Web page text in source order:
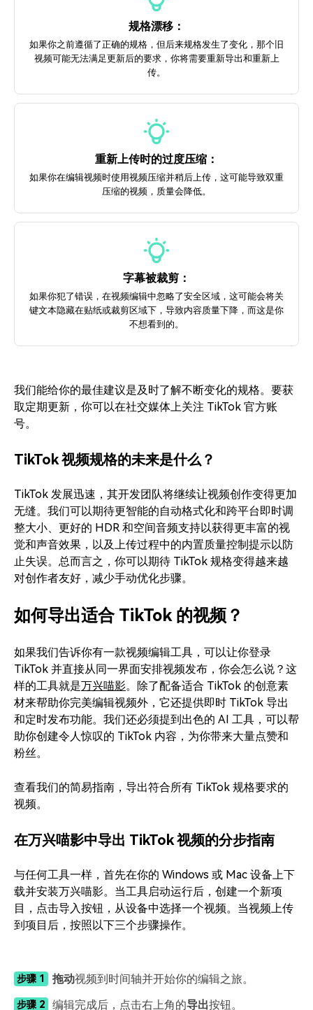
规格漂移：
如果你之前遵循了正确的规格，但后来规格发生了变化，那个旧
视频可能无法满足更新后的要求，你将需要重新导出和重新上
传。
重新上传时的过度压缩：
如果你在编辑视频时使用视频压缩并稍后上传，这可能导致双重
压缩的视频，质量会降低。
字幕被裁剪：
如果你犯了错误，在视频编辑中忽略了安全区域，这可能会将关
键文本隐藏在贴纸或裁剪区域下，导致内容质量下降，而这是你
不想看到的。
我们能给你的最佳建议是及时了解不断变化的规格。要获
取定期更新，你可以在社交媒体上关注 TikTok 官方账
号。
TikTok 视频规格的未来是什么？
TikTok 发展迅速，其开发团队将继续让视频创作变得更加
无缝。我们可以期待更智能的自动格式化和跨平台即时调
整大小、更好的 HDR 和空间音频支持以获得更丰富的视
觉和声音效果，以及上传过程中的内置质量控制提示以防
止失误。总而言之，你可以期待 TikTok 规格变得越来越
对创作者友好，减少手动优化步骤。
如何导出适合 TikTok 的视频？
如果我们告诉你有一款视频编辑工具，可以让你登录
TikTok 并直接从同一界面安排视频发布，你会怎么说？这
样的工具就是万兴喵影。除了配备适合 TikTok 的创意素
材来帮助你完美编辑视频外，它还提供即时 TikTok 导出
和定时发布功能。我们还必须提到出色的 AI 工具，可以帮
助你创建令人惊叹的 TikTok 内容，为你带来大量点赞和
粉丝。
查看我们的简易指南，导出符合所有 TikTok 规格要求的
视频。
在万兴喵影中导出 TikTok 视频的分步指南
与任何工具一样，首先在你的 Windows 或 Mac 设备上下
载并安装万兴喵影。当工具启动运行后，创建一个新项
目，点击导入按钮，从设备中选择一个视频。当视频上传
到项目后，按照以下三个步骤操作。
步骤 1 拖动视频到时间轴并开始你的编辑之旅。
步骤 2 编辑完成后，点击右上角的导出按钮。